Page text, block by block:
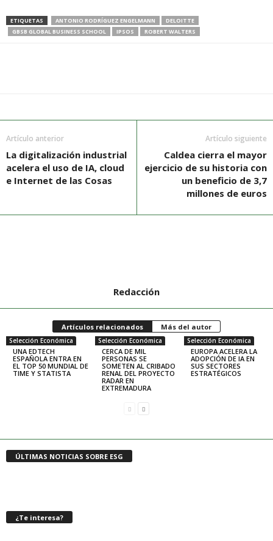
ETIQUETAS ANTONIO RODRÍGUEZ ENGELMANN
DELOITTE
GBSB GLOBAL BUSINESS SCHOOL
IPSOS ROBERT WALTERS
Artículo anterior
La digitalización industrial
acelera el uso de IA, cloud
e Internet de las Cosas
Artículo siguiente
Caldea cierra el mayor
ejercicio de su historia con
un beneficio de 3,7
millones de euros
Redacción
Artículos relacionados Más del autor
Selección Económica
UNA EDTECH
ESPAÑOLA ENTRA EN
EL TOP 50 MUNDIAL DE
TIME Y STATISTA
Selección Económica
CERCA DE MIL
PERSONAS SE
SOMETEN AL CRIBADO
RENAL DEL PROYECTO
RADAR EN
EXTREMADURA
Selección Económica
EUROPA ACELERA LA
ADOPCIÓN DE IA EN
SUS SECTORES
ESTRATÉGICOS
ÚLTIMAS NOTICIAS SOBRE ESG
¿Te interesa?